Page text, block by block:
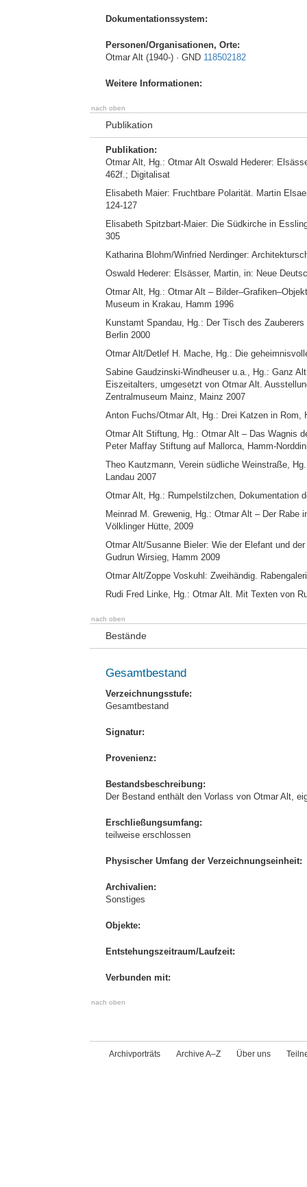
Dokumentationssystem:
Personen/Organisationen, Orte:
Otmar Alt (1940-) · GND 118502182
Weitere Informationen:
nach oben
Publikation
Publikation:
Otmar Alt, Hg.: Otmar Alt Oswald Hederer:
462f.; Digitalisat
Elisabeth Maier: Fruchtbare Polarität. Martin
124-127
Elisabeth Spitzbart-Maier: Die Südkirche in
305
Katharina Blohm/Winfried Nerdinger:
Oswald Hederer: Elsässer, Martin, in: Neue
Otmar Alt, Hg.: Otmar Alt –
Museum in Krakau, Hamm 1996
Kunstamt Spandau, Hg.: Der Tisch des
Berlin 2000
Otmar Alt/Detlef H. Mache, Hg.: Die
Sabine Gaudzinski-Windheuser u.a., Hg.: Ganz
Eiszeitalters, umgesetzt von Otmar Alt.
Zentralmuseum Mainz, Mainz 2007
Anton Fuchs/Otmar Alt, Hg.: Drei Katzen in Rom,
Otmar Alt Stiftung, Hg.: Otmar Alt – Das Wagnis
Peter Maffay Stiftung auf Mallorca, Hamm-
Theo Kautzmann, Verein südliche Weinstraße,
Landau 2007
Otmar Alt, Hg.: Rumpelstilzchen, Dokumentation
Meinrad M. Grewenig, Hg.: Otmar Alt – Der
Völklinger Hütte, 2009
Otmar Alt/Susanne Bieler: Wie der Elefant und
Gudrun Wirsieg, Hamm 2009
Otmar Alt/Zoppe Voskuhl: Zweihändig.
Rudi Fred Linke, Hg.: Otmar Alt. Mit Texten von
nach oben
Bestände
Gesamtbestand
Verzeichnungsstufe:
Gesamtbestand
Signatur:
Provenienz:
Bestandsbeschreibung:
Der Bestand enthält den Vorlass von Otmar Alt,
Erschließungsumfang:
teilweise erschlossen
Physischer Umfang der Verzeichnungseinheit:
Archivalien:
Sonstiges
Objekte:
Entstehungszeitraum/Laufzeit:
Verbunden mit:
nach oben
Archivporträts Archive A–Z Über uns